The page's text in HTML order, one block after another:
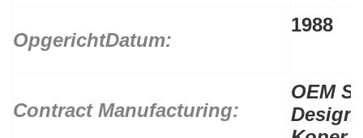
OpgerichtDatum:
1988
Contract Manufacturing:
OEM
Design